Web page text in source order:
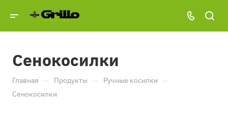
Сенокосилки
Главная — Продукты — Ручные косилки —
Сенокосилки